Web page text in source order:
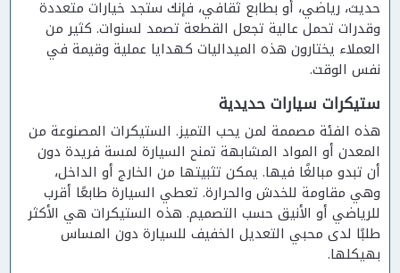
حديث، رياضي، أو بطابع ثقافي، فإنك ستجد خيارات متعددة
وقدرات تحمل عالية تجعل القطعة تصمد لسنوات. كثير من
العملاء يختارون هذه الميداليات كهدايا عملية وقيمة في
نفس الوقت.
ستيكرات سيارات حديدية
هذه الفئة مصممة لمن يحب التميز. الستيكرات المصنوعة من
المعدن أو المواد المشابهة تمنح السيارة لمسة فريدة دون
أن تبدو مبالغًا فيها. يمكن تثبيتها من الخارج أو الداخل،
وهي مقاومة للخدش والحرارة. تعطي السيارة طابعًا أقرب
للرياضي أو الأنيق حسب التصميم. هذه الستيكرات هي الأكثر
طلبًا لدى محبي التعديل الخفيف للسيارة دون المساس
بهيكلها.